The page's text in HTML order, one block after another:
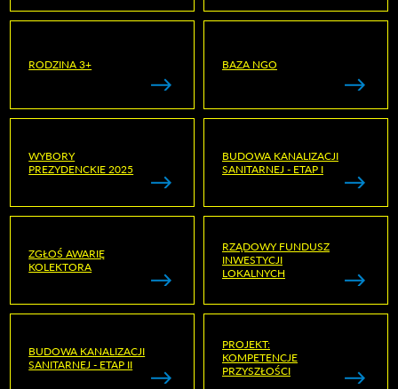
RODZINA 3+ BAZA NGO
WYBORY
PREZYDENCKIE 2025
BUDOWA KANALIZACJI
SANITARNEJ - ETAP I
ZGŁOŚ AWARIĘ
KOLEKTORA
RZĄDOWY FUNDUSZ
INWESTYCJI
LOKALNYCH
BUDOWA KANALIZACJI
SANITARNEJ - ETAP II
PROJEKT:
KOMPETENCJE
PRZYSZŁOŚCI